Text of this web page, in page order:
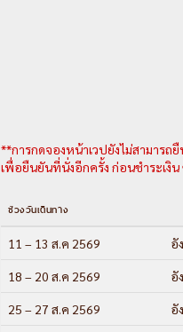
**การกดจองหน้าเวปยังไม่สามาร
เพื่อยืนยันที่นั่งอีกครั้ง ก่อนชำระเงิ
ช่วงวันเดินทาง
11 – 13 ส.ค 2569 อั
18 – 20 ส.ค 2569 อั
25 – 27 ส.ค 2569 อั